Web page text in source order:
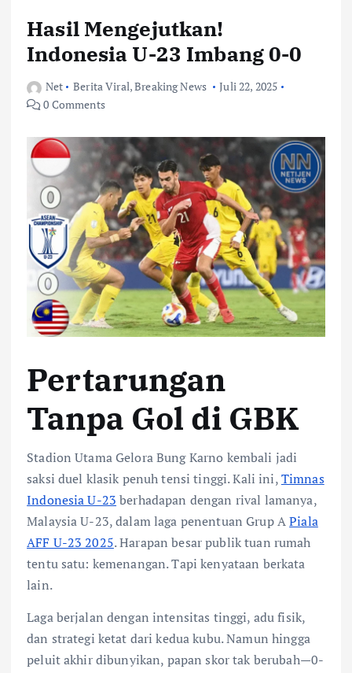
Hasil Mengejutkan!
Indonesia U-23 Imbang 0-0
Net Berita Viral,Breaking News
Juli 22, 2025
0 Comments
Pertarungan
Tanpa Gol di GBK
Stadion Utama Gelora Bung Karno kembali jadi
saksi duel klasik penuh tensi tinggi. Kali ini,Timnas
Indonesia U-23 berhadapan dengan rival lamanya,
Malaysia U-23, dalam laga penentuan Grup APiala
AFF U-23 2025. Harapan besar publik tuan rumah
tentu satu: kemenangan. Tapi kenyataan berkata
lain.
Laga berjalan dengan intensitas tinggi, adu fisik,
dan strategi ketat dari kedua kubu. Namun hingga
peluit akhir dibunyikan, papan skor tak berubah—0-